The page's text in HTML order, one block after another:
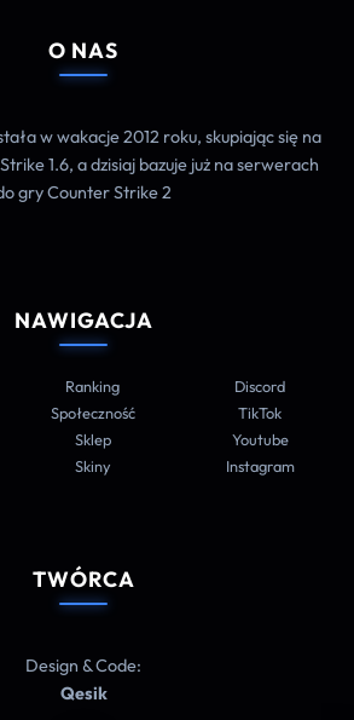
O NAS
w wakacje 2012 roku, skupiając się na
1.6, a dzisiaj bazuje już na serwerach
gry Counter Strike 2
NAWIGACJA
Ranking
Społeczność
Sklep
Skiny
Discord
TikTok
Youtube
Instagram
TWÓRCA
Design & Code:
Qesik